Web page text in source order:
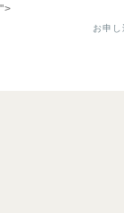
">
お申